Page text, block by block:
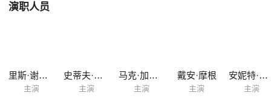
演职人员
里斯·谢尔史密斯
主演
史蒂夫·佩姆伯顿
主演
马克·加蒂斯
主演
戴安·摩根
主演
安妮特·白兰特
主演